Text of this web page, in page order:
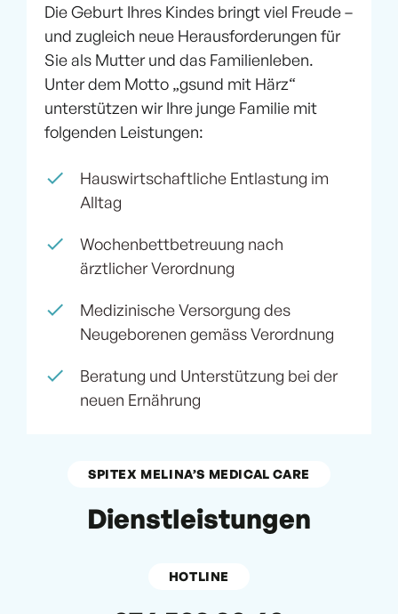
Die Geburt Ihres Kindes bringt viel Freude –
und zugleich neue Herausforderungen für
Sie als Mutter und das Familienleben.
Unter dem Motto „gsund mit Härz“
unterstützen wir Ihre junge Familie mit
folgenden Leistungen:
Hauswirtschaftliche Entlastung im
Alltag
Wochenbettbetreuung nach
ärztlicher Verordnung
Medizinische Versorgung des
Neugeborenen gemäss Verordnung
Beratung und Unterstützung bei der
neuen Ernährung
SPITEX MELINA’S MEDICAL CARE
Dienstleistungen
HOTLINE